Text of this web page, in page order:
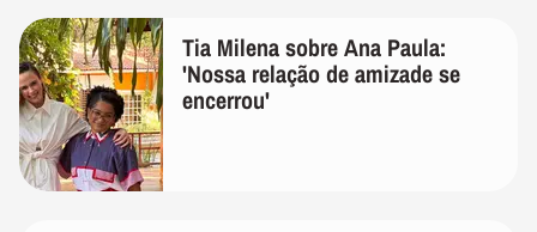
Tia Milena sobre Ana Paula:
'Nossa relação de amizade se
encerrou'